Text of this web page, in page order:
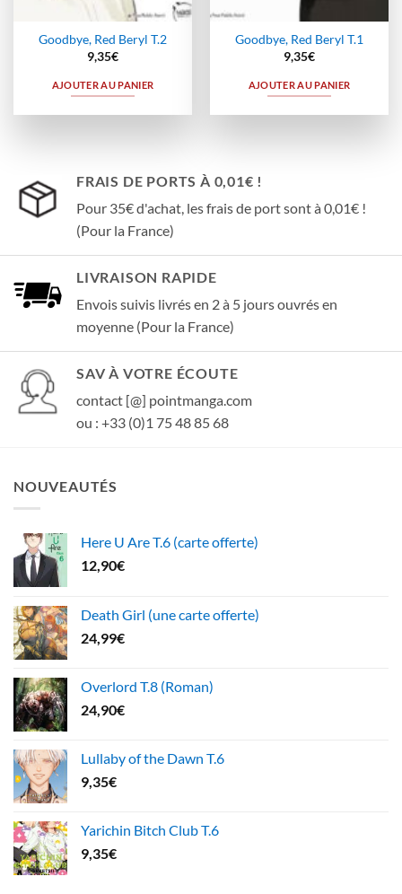
Goodbye, Red Beryl T.2
9,35€
AJOUTER AU PANIER
Goodbye, Red Beryl T.1
9,35€
AJOUTER AU PANIER
FRAIS DE PORTS À 0,01€ !
Pour 35€ d'achat, les frais de port sont à 0,01€ !
(Pour la France)
LIVRAISON RAPIDE
Envois suivis livrés en 2 à 5 jours ouvrés en
moyenne (Pour la France)
SAV À VOTRE ÉCOUTE
contact [@] pointmanga.com
ou : +33 (0)1 75 48 85 68
NOUVEAUTÉS
Here U Are T.6 (carte offerte)
12,90€
Death Girl (une carte offerte)
24,99€
Overlord T.8 (Roman)
24,90€
Lullaby of the Dawn T.6
9,35€
Yarichin Bitch Club T.6
9,35€